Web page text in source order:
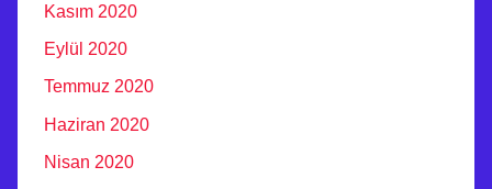
Kasım 2020
Eylül 2020
Temmuz 2020
Haziran 2020
Nisan 2020